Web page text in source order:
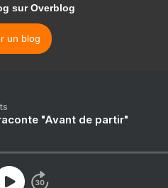
sur Overblog
un blog
"Avant de partir"